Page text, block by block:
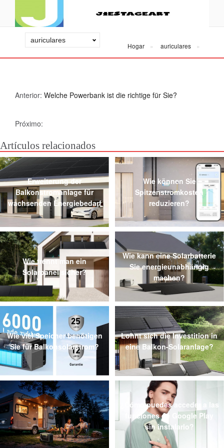
Hogar auriculares
Anterior: Welche Powerbank ist die richtige für Sie?
Próximo:
Artículos relacionados
Erweiterung der
Balkonstromanlage für
wachsenden Energiebedarf
Wie können Sie
Spitzenstromkosten
reduzieren?
Wie trennt man ein
Solarpanel sicher?
Wie kann eine Solarbatterie
Sie energieunabhängig
machen?
Wie viel Speicher benötigen
Sie für Balkonsolarstrom?
Lohnt sich die Investition in
eine Balkon-Solaranlage?
¿Cómo puedes acceder a las
funciones de Google Play
sin instalarlo?